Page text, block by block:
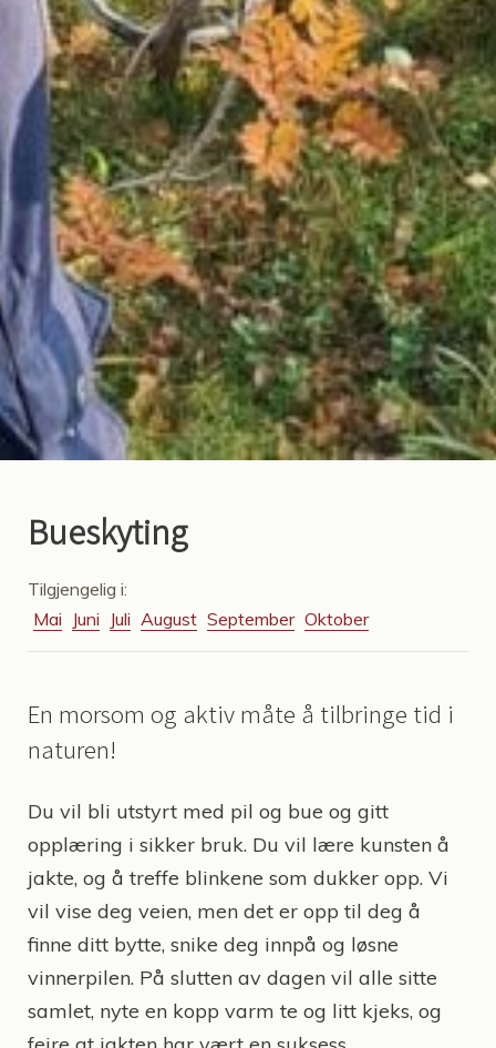
Bueskyting
Tilgjengelig i:
Mai Juni Juli August September Oktober
En morsom og aktiv måte å tilbringe tid i
naturen!
Du vil bli utstyrt med pil og bue og gitt
opplæring i sikker bruk. Du vil lære kunsten å
jakte, og å treffe blinkene som dukker opp. Vi
vil vise deg veien, men det er opp til deg å
finne ditt bytte, snike deg innpå og løsne
vinnerpilen. På slutten av dagen vil alle sitte
samlet, nyte en kopp varm te og litt kjeks, og